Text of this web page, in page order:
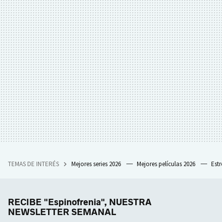
TEMAS DE INTERÉS Mejores series 2026 Mejores películas 2026
RECIBE "Espinofrenia", NUESTRA
NEWSLETTER SEMANAL